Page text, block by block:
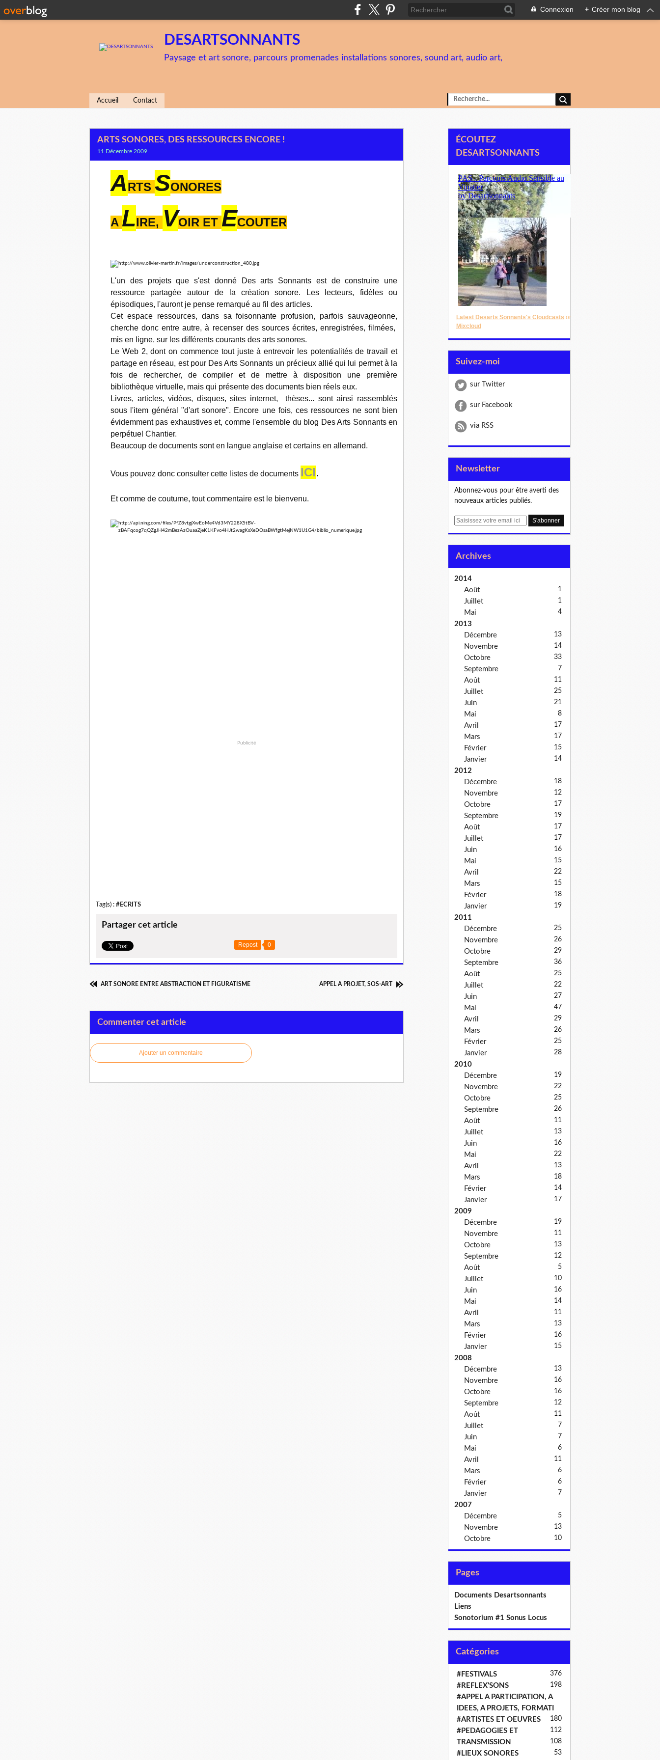
Connexion + Créer mon blog
DESARTSONNANTS
Paysage et art sonore, parcours promenades installations sonores, sound art, audio art,
Accueil Contact
ARTS SONORES, DES RESSOURCES ENCORE !
11 Décembre 2009
ARTS SONORES
A LIRE, VOIR ET ECOUTER
L'un des projets que s'est donné Des arts Sonnants est de construire une
ressource partagée autour de la création sonore. Les lecteurs, fidèles ou
épisodiques, l'auront je pense remarqué au fil des articles.
Cet espace ressources, dans sa foisonnante profusion, parfois sauvageonne,
cherche donc entre autre, à recenser des sources écrites, enregistrées, filmées,
mis en ligne, sur les différents courants des arts sonores.
Le Web 2, dont on commence tout juste à entrevoir les potentialités de travail et
partage en réseau, est pour Des Arts Sonnants un précieux allié qui lui permet à la
fois de rechercher, de compiler et de mettre à disposition une première
bibliothèque virtuelle, mais qui présente des documents bien réels eux.
Livres, articles, vidéos, disques, sites internet, thèses... sont ainsi rassemblés
sous l'item général "d'art sonore". Encore une fois, ces ressources ne sont bien
évidemment pas exhaustives et, comme l'ensemble du blog Des Arts Sonnants en
perpétuel Chantier.
Beaucoup de documents sont en langue anglaise et certains en allemand.
Vous pouvez donc consulter cette listes de documents ICI.
Et comme de coutume, tout commentaire est le bienvenu.
Publicité
Tag(s) : #ECRITS
Partager cet article
Repost 0
ART SONORE ENTRE ABSTRACTION ET FIGURATISME APPEL A PROJET, SOS-ART
Commenter cet article
Ajouter un commentaire
ÉCOUTEZ
DESARTSONNANTS
Latest Desarts Sonnants's Cloudcasts on
Mixcloud
Suivez-moi
sur Twitter
sur Facebook
via RSS
Newsletter
Abonnez-vous pour être averti des
nouveaux articles publiés.
E
Archives
2014
Août
1
Juillet 1
Mai 4
2013
Décembre
13
Novembre 14
Octobre 33
Septembre 7
Août 11
Juillet 25
Juin 21
Mai 8
Avril 17
Mars 17
Février 15
Janvier 14
2012
Décembre
18
Novembre 12
Octobre 17
Septembre 19
Août 17
Juillet 17
Juin 16
Mai 15
Avril 22
Mars 15
Février 18
Janvier 19
2011
Décembre
25
Novembre 26
Octobre 29
Septembre 36
Août 25
Juillet 22
Juin 27
Mai 47
Avril 29
Mars 26
Février 25
Janvier 28
2010
Décembre
19
Novembre 22
Octobre 25
Septembre 26
Août 11
Juillet 13
Juin 16
Mai 22
Avril 13
Mars 18
Février 14
Janvier 17
2009
Décembre
19
Novembre 11
Octobre 13
Septembre 12
Août 5
Juillet 10
Juin 16
Mai 14
Avril 11
Mars 13
Février 16
Janvier 15
2008
Décembre
13
Novembre 16
Octobre 16
Septembre 12
Août 11
Juillet 7
Juin 7
Mai 6
Avril 11
Mars 6
Février 6
Janvier 7
2007
Décembre
5
Novembre 13
Octobre 10
Pages
Documents Desartsonnants
Liens
Sonotorium #1 Sonus Locus
Catégories
#FESTIVALS 376
#REFLEX'SONS 198
#APPEL A PARTICIPATION, A
IDEES, A PROJETS, FORMATI
180
#ARTISTES ET OEUVRES
112
#PEDAGOGIES ET
TRANSMISSION
108
#LIEUX SONORES 53